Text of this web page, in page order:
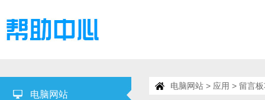
电脑网站
电脑网站 > 应用 > 留言